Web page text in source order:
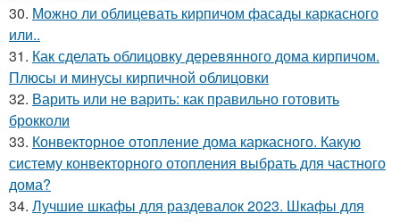
30. Можно ли облицевать кирпичом фасады каркасного
или..
31. Как сделать облицовку деревянного дома кирпичом.
Плюсы и минусы кирпичной облицовки
32. Варить или не варить: как правильно готовить
брокколи
33. Конвекторное отопление дома каркасного. Какую
систему конвекторного отопления выбрать для частного
дома?
34. Лучшие шкафы для раздевалок 2023. Шкафы для